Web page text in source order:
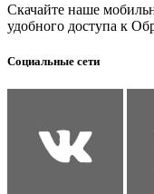
Скачайте наше
удобного доступа к
Социальные сети